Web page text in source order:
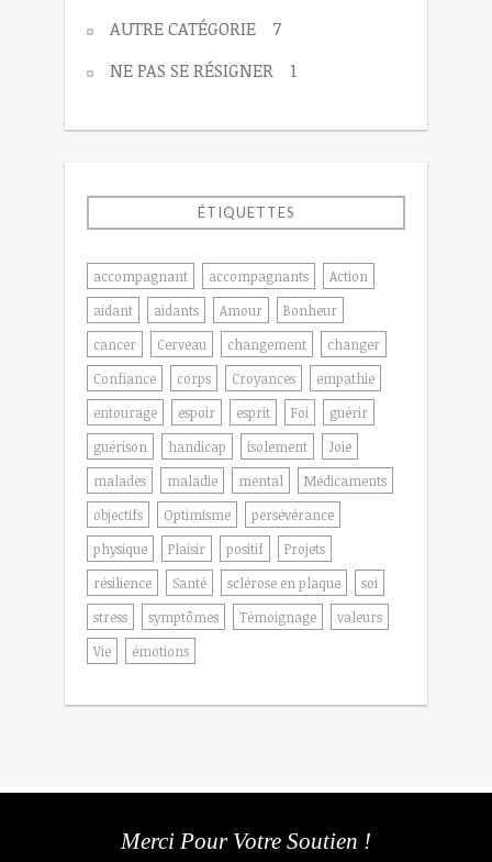
AUTRE CATÉGORIE
7
NE PAS SE RÉSIGNER
1
ÉTIQUETTES
accompagnant accompagnants
Action
aidant
aidants Amour
Bonheur
cancer
Cerveau changement
changer
Confiance
corps Croyances
empathie
entourage
espoir esprit Foi
guérir
guérison
handicap isolement
Joie
malades
maladie mental
Médicaments
objectifs
Optimisme
persévérance
physique
Plaisir positif
Projets
résilience
Santé sclérose en plaque
soi
stress
symptômes Témoignage
valeurs
Vie
émotions
Merci Pour Votre Soutien !